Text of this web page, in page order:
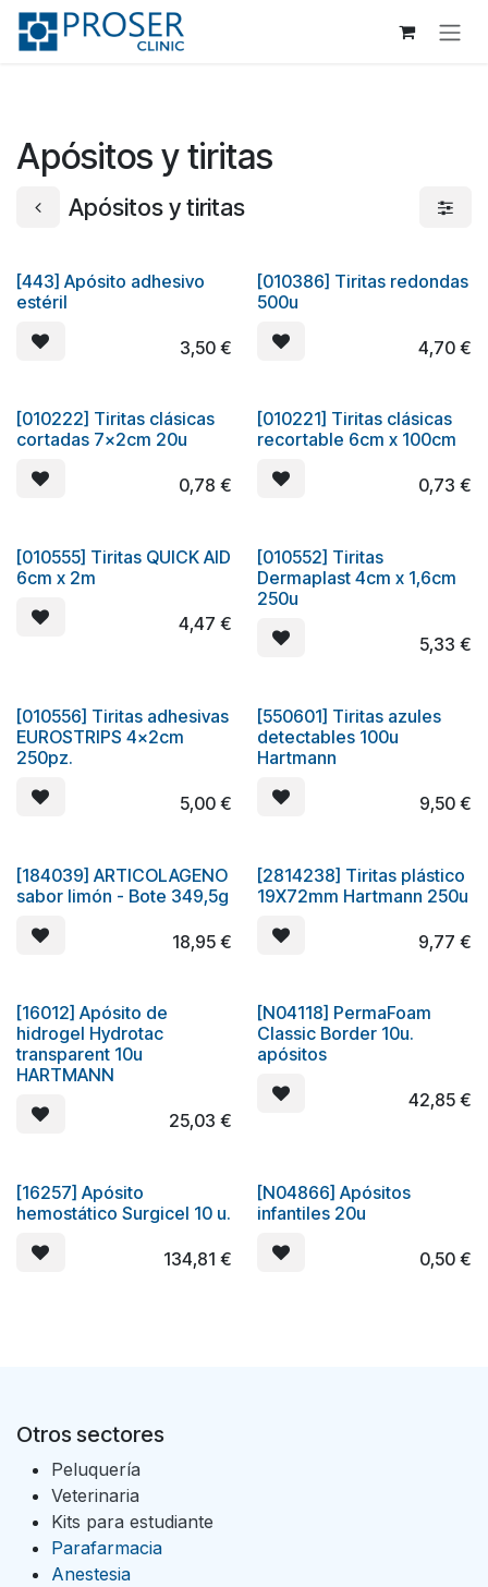
Ir al contenido
Apósitos y tiritas
Apósitos y tiritas
[443] Apósito adhesivo
estéril
3,50€
[010386] Tiritas redondas
500u
4,70 €
[010222] Tiritas clásicas
cortadas 7x2cm 20u
0,78 €
[010221] Tiritas clásicas
recortable 6cm x 100cm
0,73 €
[010555] Tiritas QUICK AID
6cm x 2m
4,47 €
[010552] Tiritas
Dermaplast 4cm x 1,6cm
250u
5,33 €
[010556] Tiritas adhesivas
EUROSTRIPS 4x2cm
250pz.
5,00€
[550601] Tiritas azules
detectables 100u
Hartmann
9,50 €
[184039] ARTICOLAGENO
sabor limón - Bote 349,5g
18,95€
[2814238] Tiritas plástico
19X72mm Hartmann 250u
9,77 €
[16012] Apósito de
hidrogel Hydrotac
transparent 10u
HARTMANN
25,03 €
[N04118] PermaFoam
Classic Border 10u.
apósitos
42,85 €
[16257] Apósito
hemostático Surgicel 10 u.
134,81 €
[N04866] Apósitos
infantiles 20u
0,50 €
Otros sectores
Peluquería
Veterinaria
Kits para estudiante
Parafarmacia
Anestesia